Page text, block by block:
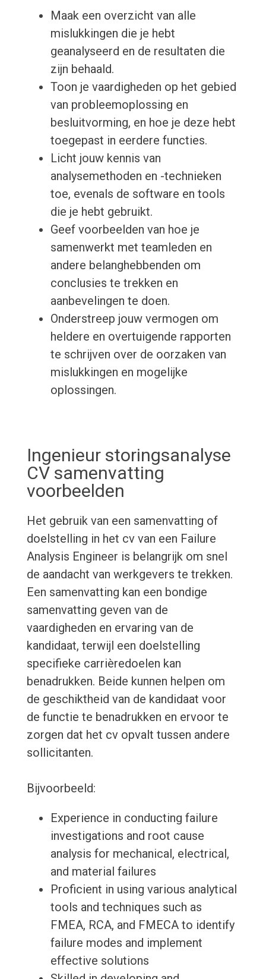
Maak een overzicht van alle
mislukkingen die je hebt
geanalyseerd en de resultaten die
zijn behaald.
Toon je vaardigheden op het gebied
van probleemoplossing en
besluitvorming, en hoe je deze hebt
toegepast in eerdere functies.
Licht jouw kennis van
analysemethoden en -technieken
toe, evenals de software en tools
die je hebt gebruikt.
Geef voorbeelden van hoe je
samenwerkt met teamleden en
andere belanghebbenden om
conclusies te trekken en
aanbevelingen te doen.
Onderstreep jouw vermogen om
heldere en overtuigende rapporten
te schrijven over de oorzaken van
mislukkingen en mogelijke
oplossingen.
Ingenieur storingsanalyse
CV samenvatting
voorbeelden
Het gebruik van een samenvatting of
doelstelling in het cv van een Failure
Analysis Engineer is belangrijk om snel
de aandacht van werkgevers te trekken.
Een samenvatting kan een bondige
samenvatting geven van de
vaardigheden en ervaring van de
kandidaat, terwijl een doelstelling
specifieke carrièredoelen kan
benadrukken. Beide kunnen helpen om
de geschiktheid van de kandidaat voor
de functie te benadrukken en ervoor te
zorgen dat het cv opvalt tussen andere
sollicitanten.
Bijvoorbeeld:
Experience in conducting failure
investigations and root cause
analysis for mechanical, electrical,
and material failures
Proficient in using various analytical
tools and techniques such as
FMEA, RCA, and FMECA to identify
failure modes and implement
effective solutions